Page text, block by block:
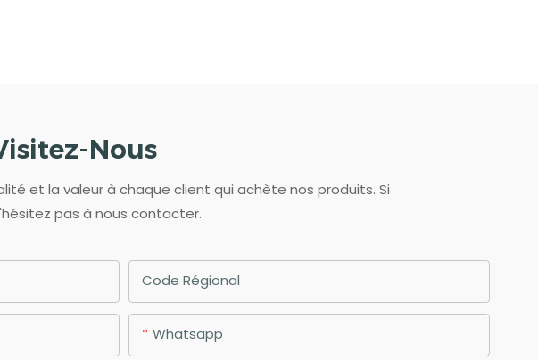
Nous
et la valeur à chaque client qui achète nos produits. Si
pas à nous contacter.
Code Régional
Whatsapp